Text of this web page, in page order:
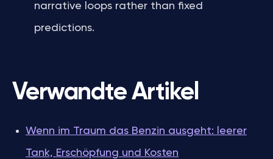
narrative loops rather than fixed
predictions.
Verwandte Artikel
Wenn im Traum das Benzin ausgeht: leerer
Tank, Erschöpfung und Kosten